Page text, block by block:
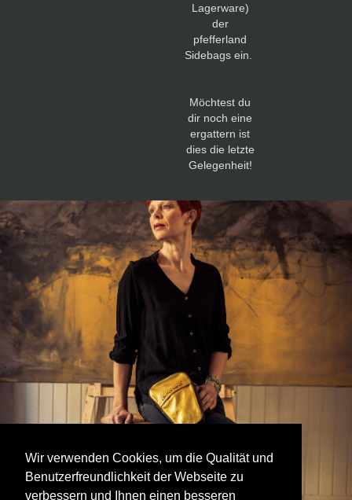
Wir verwenden Cookies, um die Qualität und
Benutzerfreundlichkeit der Webseite zu
verbessern und Ihnen einen besseren
Lagerware)
der
pfefferland
Sidebags ein.
Möchtest du
dir noch eine
ergattern ist
dies die letzte
Gelegenheit!